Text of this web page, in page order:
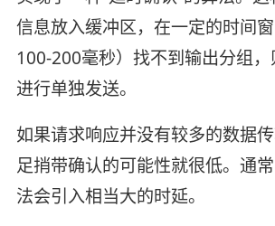
信息放入缓冲区，在一定的时间
100-200毫秒）找不到输出分组
进行单独发送。
如果请求响应并没有较多的数据
足捎带确认的可能性就很低。通
法会引入相当大的时延。